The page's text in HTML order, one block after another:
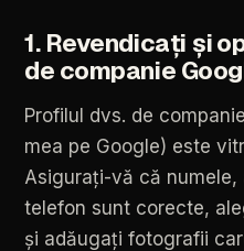
1. Revendicați și
de companie
Profilul dvs. de companie
mea pe Google) este
Asigurați-vă că numele,
telefon sunt corecte,
și adăugați fotografii